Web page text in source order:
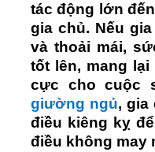
tác động lớn
gia chủ. Nếu
và thoải mái,
tốt lên, mang
cực cho cuộc
giường ngủ, gia
điều kiêng kỵ
điều không may